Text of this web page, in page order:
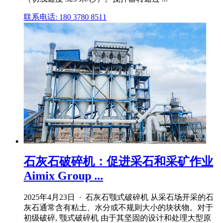
联系电话: 180 3780 8511
石灰石破碎机：促进采石和采矿作业
Aimix Group ...
2025年4月23日 · 石灰石颚式破碎机 从采石场开采的石
灰石通常含有粘土、水分或不规则大小的块状物。对于
初级破碎, 颚式破碎机 由于其坚固的设计和处理大型原